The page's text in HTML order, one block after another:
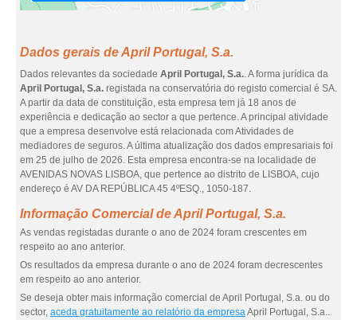
Dados gerais de April Portugal, S.a.
Dados relevantes da sociedade April Portugal, S.a.. A forma jurídica da
April Portugal, S.a. registada na conservatória do registo comercial é SA.
A partir da data de constituição, esta empresa tem já 18 anos de
experiência e dedicação ao sector a que pertence. A principal atividade
que a empresa desenvolve está relacionada com Atividades de
mediadores de seguros. A última atualização dos dados empresariais foi
em 25 de julho de 2026. Esta empresa encontra-se na localidade de
AVENIDAS NOVAS LISBOA, que pertence ao distrito de LISBOA, cujo
endereço é AV DA REPÚBLICA 45 4ºESQ., 1050-187.
Informação Comercial de April Portugal, S.a.
As vendas registadas durante o ano de 2024 foram crescentes em
respeito ao ano anterior.
Os resultados da empresa durante o ano de 2024 foram decrescentes
em respeito ao ano anterior.
Se deseja obter mais informação comercial de April Portugal, S.a. ou do
sector, aceda gratuitamente ao relatório da empresaApril Portugal, S.a..